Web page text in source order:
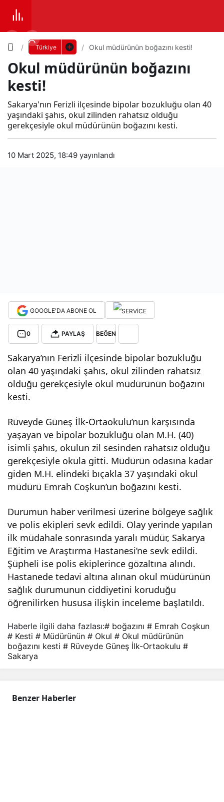
Türkiye Okul müdürünün boğazını kesti!
Okul müdürünün boğazını
kesti!
Sakarya'nın Ferizli ilçesinde bipolar bozukluğu olan 40
yaşındaki şahıs, okul zilinden rahatsız olduğu
gerekçesiyle okul müdürünün boğazını kesti.
10 Mart 2025, 18:49 yayınlandı
GOOGLE'DA ABONE OL
0 PAYLAŞ BEĞEN
Sakarya’nın Ferizli ilçesinde bipolar bozukluğu
olan 40 yaşındaki şahıs, okul zilinden rahatsız
olduğu gerekçesiyle okul müdürünün boğazını
kesti.
Rüveyde Güneş İlk-Ortaokulu’nun karşısında
yaşayan ve bipolar bozukluğu olan M.H. (40)
isimli şahıs, okulun zil sesinden rahatsız olduğu
gerekçesiyle okula gitti. Müdürün odasına kadar
giden M.H. elindeki bıçakla 37 yaşındaki okul
müdürü Emrah Coşkun’un boğazını kesti.
Durumun haber verilmesi üzerine bölgeye sağlık
ve polis ekipleri sevk edildi. Olay yerinde yapılan
ilk müdahale sonrasında yaralı müdür, Sakarya
Eğitim ve Araştırma Hastanesi’ne sevk edildi.
Şüpheli ise polis ekiplerince gözaltına alındı.
Hastanede tedavi altına alınan okul müdürünün
sağlık durumunun ciddiyetini koruduğu
öğrenilirken hususa ilişkin inceleme başlatıldı.
Oku
l
müd
kest
Yazı
Boyutunu
Küçük 100% Dev
Haberle ilgili daha fazlası:# boğazını # Emrah Coşkun
# Kesti # Müdürünün # Okul # Okul müdürünün
boğazını kesti # Rüveyde Güneş İlk-Ortaokulu #
Sakarya
Benzer Haberler